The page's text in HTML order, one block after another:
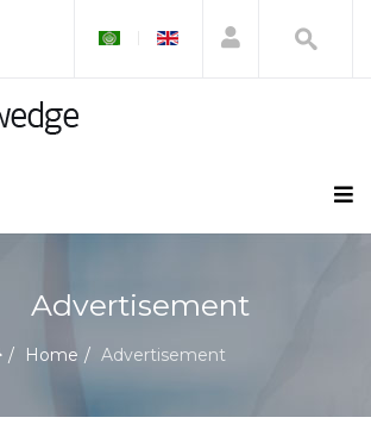
Advertisement
Home Advertisement